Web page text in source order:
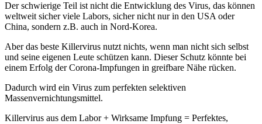
Der schwierige Teil ist nicht die Entwicklung des Virus, das können
weltweit sicher viele Labors, sicher nicht nur in den USA oder
China, sondern z.B. auch in Nord-Korea.
Aber das beste Killervirus nutzt nichts, wenn man nicht sich selbst
und seine eigenen Leute schützen kann. Dieser Schutz könnte bei
einem Erfolg der Corona-Impfungen in greifbare Nähe rücken.
Dadurch wird ein Virus zum perfekten selektiven
Massenvernichtungsmittel.
Killervirus aus dem Labor + Wirksame Impfung = Perfektes,